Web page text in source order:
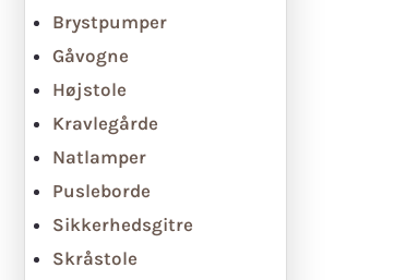
Brystpumper
Gåvogne
Højstole
Kravlegårde
Natlamper
Pusleborde
Sikkerhedsgitre
Skråstole